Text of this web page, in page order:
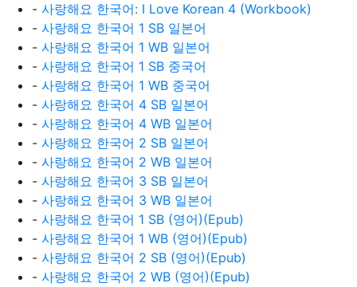
- 사랑해요 한국어: I Love Korean 4 (Workbook)
- 사랑해요 한국어 1 SB 일본어
- 사랑해요 한국어 1 WB 일본어
- 사랑해요 한국어 1 SB 중국어
- 사랑해요 한국어 1 WB 중국어
- 사랑해요 한국어 4 SB 일본어
- 사랑해요 한국어 4 WB 일본어
- 사랑해요 한국어 2 SB 일본어
- 사랑해요 한국어 2 WB 일본어
- 사랑해요 한국어 3 SB 일본어
- 사랑해요 한국어 3 WB 일본어
- 사랑해요 한국어 1 SB (영어)(Epub)
- 사랑해요 한국어 1 WB (영어)(Epub)
- 사랑해요 한국어 2 SB (영어)(Epub)
- 사랑해요 한국어 2 WB (영어)(Epub)